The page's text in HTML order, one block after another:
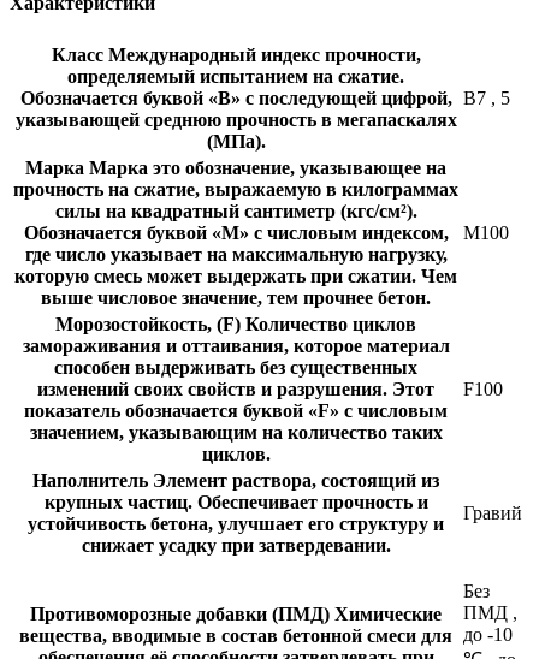
Класс Международный индекс прочности,
определяемый испытанием на сжатие.
Обозначается буквой «В» с последующей цифрой,
указывающей среднюю прочность в мегапаскалях
(МПа).
В7 , 5
Марка Марка это обозначение, указывающее на
прочность на сжатие, выражаемую в килограммах
силы на квадратный сантиметр (кгс/см²).
Обозначается буквой «М» с числовым индексом,
где число указывает на максимальную нагрузку,
которую смесь может выдержать при сжатии. Чем
выше числовое значение, тем прочнее бетон.
М100
Морозостойкость, (F) Количество циклов
замораживания и оттаивания, которое материал
способен выдерживать без существенных
изменений своих свойств и разрушения. Этот
показатель обозначается буквой «F» с числовым
значением, указывающим на количество таких
циклов.
F100
Наполнитель Элемент раствора, состоящий из
крупных частиц. Обеспечивает прочность и
устойчивость бетона, улучшает его структуру и
снижает усадку при затвердевании.
Гравий
Противоморозные добавки (ПМД) Химические
вещества, вводимые в состав бетонной смеси для
Без
ПМД ,
до -10